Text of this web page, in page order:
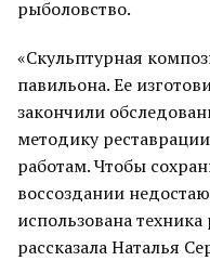
рыболовство.
«Скульптурная
павильона. Ее
закончили
методику
работам. Чтобы
воссоздании
использована
рассказала Наталья